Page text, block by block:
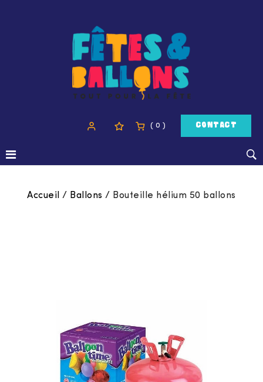
( 0 ) CONTACT
Accueil / Ballons / Bouteille hélium 50 ballons